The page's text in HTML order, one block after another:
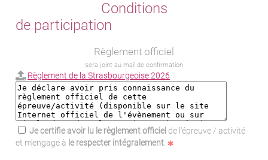
Conditions
de participation
Règlement officiel
sera joint au mail de confirmation
Règlement de la Strasbourgeoise 2026
Je certifie avoir lu le règlement officiel de l'épreuve / activité
et m'engage à le respecter intégralement